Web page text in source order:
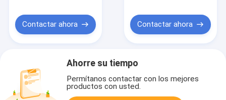
Contactar ahora Contactar ahora
Ahorre su tiempo
Permítanos contactar con los mejores
productos con usted.